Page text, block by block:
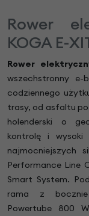
Rower
KOGA E-
Rower
wszechstronny e-
codziennego
trasy, od asfaltu po
holenderski o
kontrolę i
najmocniejszych
Performance Line
Smart System.
rama z bocznie
Powertube 800